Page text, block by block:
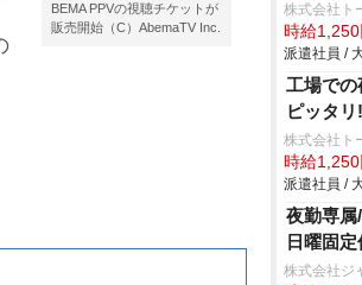
BEMA PPVの視聴チケットが
販売開始（C）AbemaTV Inc.
株式会社ト
時給1,250
派遣社員 /
工場での
ピッタ
株式会社ト
時給1,250
派遣社員 /
夜勤専属
日曜固
株式会社ジ